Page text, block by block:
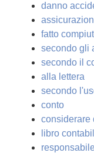
danno
fatto
secondo gli
secondo il
alla lettera
secondo
conto
considerare
libro